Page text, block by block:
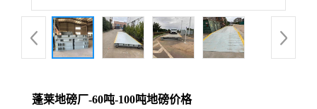
蓬莱地磅厂-60吨-100吨地磅价格